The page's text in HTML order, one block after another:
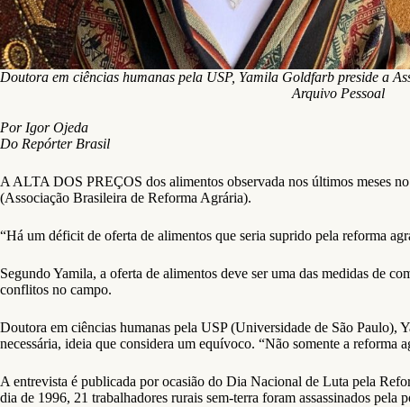
Doutora em ciências humanas pela USP, Yamila Goldfarb preside a
Arquivo Pessoal
Por Igor Ojeda
Do Repórter Brasil
A ALTA DOS PREÇOS dos alimentos observada nos últimos meses
(Associação Brasileira de Reforma Agrária).
“Há um déficit de oferta de alimentos que seria suprido pela reforma
Segundo Yamila, a oferta de alimentos deve ser uma das medidas de
conflitos no campo.
Doutora em ciências humanas pela USP (Universidade de São Paulo),
necessária, ideia que considera um equívoco. “Não somente a reforma
A entrevista é publicada por ocasião do Dia Nacional de Luta pela
dia de 1996, 21 trabalhadores rurais sem-terra foram assassinados pela